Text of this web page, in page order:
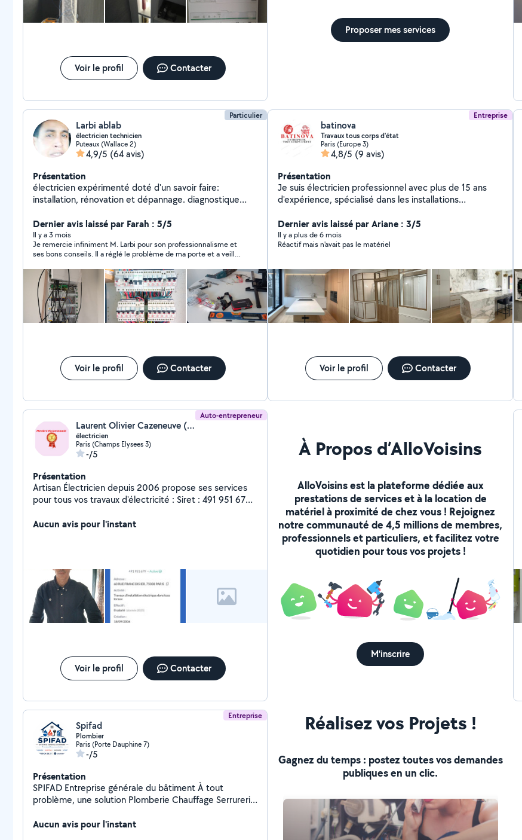
Voir le profil Contacter
Proposer mes services
Particulier
Larbi ablab
électricien technicien
Puteaux (Wallace 2)
4,9/5 (64 avis)
Présentation
électricien expérimenté doté d'un savoir faire:
installation, rénovation et dépannage. diagnostique
norme NFC 15-100.et conseils ....o661323219
Dernier avis laissé par Farah : 5/5
Il y a 3 mois
Je remercie infiniment M. Larbi pour son professionnalisme et
ses bons conseils. Il a réglé le problème de ma porte et a veillé
sympathique, il m'a mis très à l'aise. La prestation est d'un
rapport qualité-prix excellent. Je recommande M. Larbi a
1000%
Voir le profil Contacter
Entreprise
batinova
Travaux tous corps d'état
Paris (Europe 3)
4,8/5 (9 avis)
Présentation
Je suis électricien professionnel avec plus de 15 ans
d'expérience, spécialisé dans les installations
mon expertise en électricité, je réalise des travaux de
menuiserie et d'agencement. Mes services
comprennent : Installation et rénovation de systèmes
en conformité et dépannage Éclairage intérieur et
extérieur Courant fort et faible Je suis reconnu pour
ma rigueur et mon attention aux détails. Je suis à votre
disposition pour discuter de vos projets et vous fournir
un devis personnalisé. Au plaisir de collaborer avec
Dernier avis laissé par Ariane : 3/5
Il y a plus de 6 mois
Réactif mais n'avait pas le matériel
Voir le profil Contacter
Auto-entrepreneur
Laurent Olivier Cazeneuve (Cazeneuve Laurent Olivier)
électricien
Paris (Champs Elysees 3)
-/5
Présentation
Artisan Électricien depuis 2006 propose ses services
pour tous vos travaux d'électricité : Siret : 491 951 679
complète d'appartement (elec) Mise aux normes
ballon électrique, chauffe-eau électrique , pose de
convecteurs Installation de prises et bornes de
recharge pour véhicules électrique toutes puissance
Prix honnêtes , Travail soigné, je suis quelqu'un de
minutieux et surtout un vrai electro de metier pour
d'incendie Intervention rapide : Recherche de panne ,
fuites de courant , court-circuit , odeur de brûlé ,
grésillement dans votre tableau ou dans vos prises
Devis , bons conseils et renseignements gratuits
Aucun avis pour l'instant
Voir le profil Contacter
À Propos d’AlloVoisins
AlloVoisins est la plateforme dédiée aux
prestations de services et à la location de
matériel à proximité de chez vous ! Rejoignez
notre communauté de 4,5 millions de membres,
professionnels et particuliers, et facilitez votre
quotidien pour tous vos projets !
M'inscrire
Entreprise
Spifad
Plombier
Paris (Porte Dauphine 7)
-/5
Présentation
SPIFAD Entreprise générale du bâtiment À tout
problème, une solution Plomberie Chauffage Serrurerie
Aucun avis pour l'instant
Réalisez vos Projets !
Gagnez du temps : postez toutes vos demandes
publiques en un clic.